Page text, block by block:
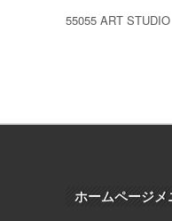
55055 ART STUDIO
ホームページメ